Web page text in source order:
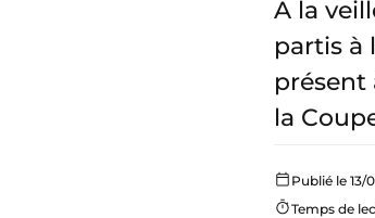
A la
partis à
présent
la
Publié le 13/
Temps de